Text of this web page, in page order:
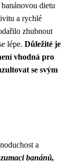
dietu
a rychlé
zhubnout
lépe. Důležité je
vhodná pro
se svým
a
banánů,